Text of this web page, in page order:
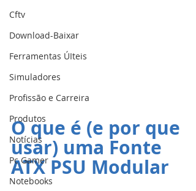
Cftv
Download-Baixar
Ferramentas ÚIteis
Simuladores
Profissão e Carreira
Produtos
Notícias
Pc Gamer
Notebooks
O que é (e por que
usar) uma Fonte
ATX PSU Modular